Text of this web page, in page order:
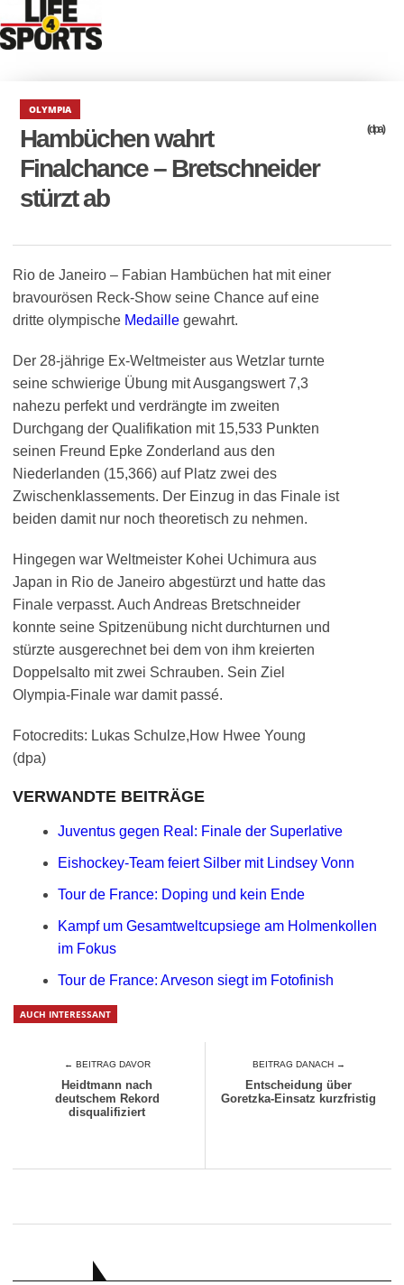
OLYMPIA
Hambüchen wahrt
Finalchance – Bretschneider
stürzt ab
(dpa)
Rio de Janeiro – Fabian Hambüchen hat mit einer
bravourösen Reck-Show seine Chance auf eine
dritte olympische Medaille gewahrt.
Der 28-jährige Ex-Weltmeister aus Wetzlar turnte
seine schwierige Übung mit Ausgangswert 7,3
nahezu perfekt und verdrängte im zweiten
Durchgang der Qualifikation mit 15,533 Punkten
seinen Freund Epke Zonderland aus den
Niederlanden (15,366) auf Platz zwei des
Zwischenklassements. Der Einzug in das Finale ist
beiden damit nur noch theoretisch zu nehmen.
Hingegen war Weltmeister Kohei Uchimura aus
Japan in Rio de Janeiro abgestürzt und hatte das
Finale verpasst. Auch Andreas Bretschneider
konnte seine Spitzenübung nicht durchturnen und
stürzte ausgerechnet bei dem von ihm kreierten
Doppelsalto mit zwei Schrauben. Sein Ziel
Olympia-Finale war damit passé.
Fotocredits: Lukas Schulze,How Hwee Young
(dpa)
VERWANDTE BEITRÄGE
Juventus gegen Real: Finale der Superlative
Eishockey-Team feiert Silber mit Lindsey Vonn
Tour de France: Doping und kein Ende
Kampf um Gesamtweltcupsiege am Holmenkollen
im Fokus
Tour de France: Arveson siegt im Fotofinish
AUCH INTERESSANT
← BEITRAG DAVOR
Heidtmann nach
deutschem Rekord
disqualifiziert
BEITRAG DANACH →
Entscheidung über
Goretzka-Einsatz kurzfristig